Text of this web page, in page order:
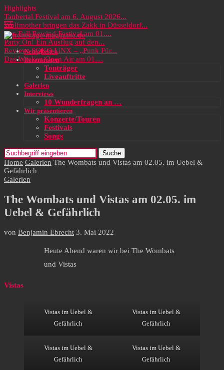
Highlights
Taubertal Festival am 6. August 2026...
Wolfmother bringen das Zakk in Düsseldorf...
Das Full Rewind Festival am 01....
Party On! Ein Ausflug auf den...
Review: SOKO LiNX – „Punk Für...
Das Wacken Open Air am 01....
Neuigkeiten
Rezensionen
Tonträger
Liveauftritte
Galerien
Interviews
10 Wunderfragen an …
Wir präsentieren
Konzerte/Touren
Festivals
Songs
Suche
Home Galerien The Wombats und Vistas am 02.05. im Uebel &
Gefährlich
Galerien
The Wombats und Vistas am 02.05. im
Uebel & Gefährlich
von Benjamin Ebrecht 3. Mai 2022
Heute Abend waren wir bei The Wombats
und Vistas
Vistas
Vistas im Uebel &
Gefährlich
Vistas im Uebel &
Gefährlich
Vistas im Uebel &
Gefährlich
Vistas im Uebel &
Gefährlich